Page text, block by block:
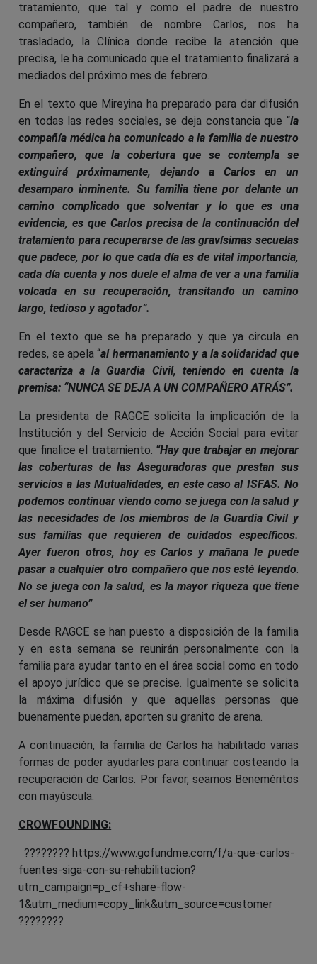
tratamiento, que tal y como el padre de nuestro
compañero, también de nombre Carlos, nos ha
trasladado, la Clínica donde recibe la atención que
precisa, le ha comunicado que el tratamiento finalizará a
mediados del próximo mes de febrero.
En el texto que Mireyina ha preparado para dar difusión
en todas las redes sociales, se deja constancia que “la
compañía médica ha comunicado a la familia de nuestro
compañero, que la cobertura que se contempla se
extinguirá próximamente, dejando a Carlos en un
desamparo inminente. Su familia tiene por delante un
camino complicado que solventar y lo que es una
evidencia, es que Carlos precisa de la continuación del
tratamiento para recuperarse de las gravísimas secuelas
que padece, por lo que cada día es de vital importancia,
cada día cuenta y nos duele el alma de ver a una familia
volcada en su recuperación, transitando un camino
largo, tedioso y agotador”.
En el texto que se ha preparado y que ya circula en
redes, se apela “al hermanamiento y a la solidaridad que
caracteriza a la Guardia Civil, teniendo en cuenta la
premisa: “NUNCA SE DEJA A UN COMPAÑERO ATRÁS”.
La presidenta de RAGCE solicita la implicación de la
Institución y del Servicio de Acción Social para evitar
que finalice el tratamiento. “Hay que trabajar en mejorar
las coberturas de las Aseguradoras que prestan sus
servicios a las Mutualidades, en este caso al ISFAS. No
podemos continuar viendo como se juega con la salud y
las necesidades de los miembros de la Guardia Civil y
sus familias que requieren de cuidados específicos.
Ayer fueron otros, hoy es Carlos y mañana le puede
pasar a cualquier otro compañero que nos esté leyendo.
No se juega con la salud, es la mayor riqueza que tiene
el ser humano”
Desde RAGCE se han puesto a disposición de la familia
y en esta semana se reunirán personalmente con la
familia para ayudar tanto en el área social como en todo
el apoyo jurídico que se precise. Igualmente se solicita
la máxima difusión y que aquellas personas que
buenamente puedan, aporten su granito de arena.
A continuación, la familia de Carlos ha habilitado varias
formas de poder ayudarles para continuar costeando la
recuperación de Carlos. Por favor, seamos Beneméritos
con mayúscula.
CROWFOUNDING:
???????? https://www.gofundme.com/f/a-que-carlos-
fuentes-siga-con-su-rehabilitacion?
utm_campaign=p_cf+share-flow-
1&utm_medium=copy_link&utm_source=customer
????????